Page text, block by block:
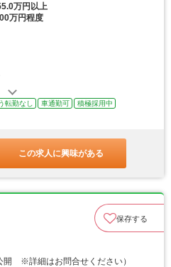
万円以上
万円程度
転勤なし 車通勤可
積極採用中
この求人に興味がある
保存する
開 ※詳細はお問合せください）